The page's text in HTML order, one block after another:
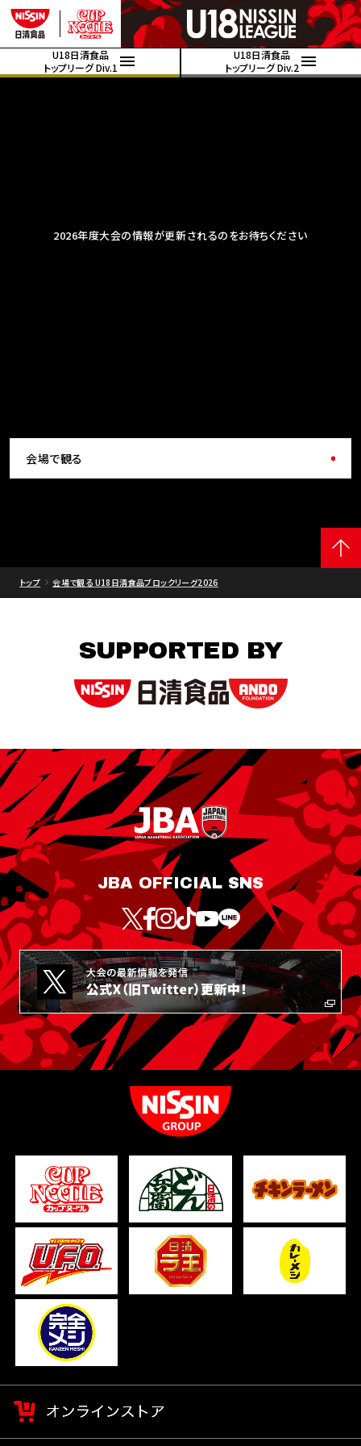
U18日清食品
トップリーグ Div.1
U18日清食品
トップリーグ Div.2
2026年度大会の情報が更新されるのをお待ちください
会場で観る
トップ 会場で観る U18日清食品ブロックリーグ2026
SUPPORTED BY
JBA OFFICIAL SNS